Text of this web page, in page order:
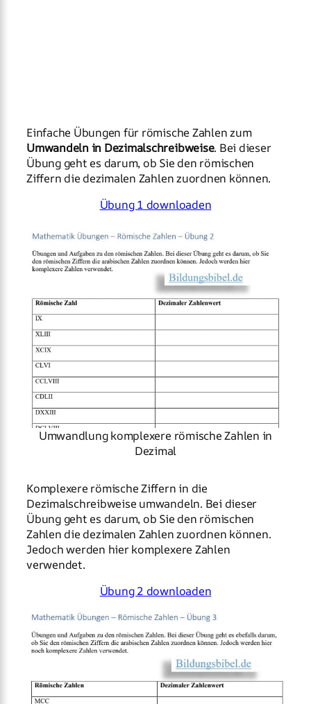
Einfache Übungen für römische Zahlen zum
Umwandeln in Dezimalschreibweise. Bei dieser
Übung geht es darum, ob Sie den römischen
Ziffern die dezimalen Zahlen zuordnen können.
Übung 1 downloaden
Umwandlung komplexere römische Zahlen in
Dezimal
Komplexere römische Ziffern in die
Dezimalschreibweise umwandeln. Bei dieser
Übung geht es darum, ob Sie den römischen
Zahlen die dezimalen Zahlen zuordnen können.
Jedoch werden hier komplexere Zahlen
verwendet.
Übung 2 downloaden